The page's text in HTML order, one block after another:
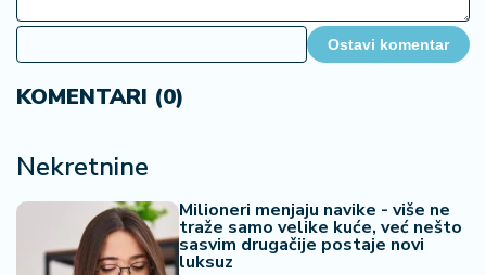
Ostavi komentar
KOMENTARI (0)
Nekretnine
Milioneri menjaju navike - više ne
traže samo velike kuće, već nešto
sasvim drugačije postaje novi
luksuz